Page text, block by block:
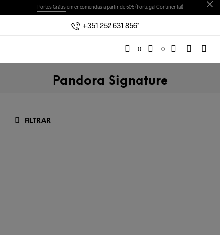
Portes Grátisem encomendas a partir de 50€ (Portugal Continental)
+351 252 631 856*
0 0
Pandora Signature
FILTRAR